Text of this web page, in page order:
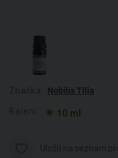
Nobilis Tilia
10 ml